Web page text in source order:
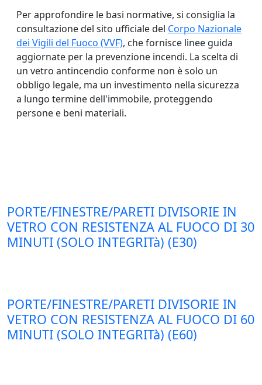
Per approfondire le basi normative, si consiglia la
consultazione del sito ufficiale del Corpo Nazionale
dei Vigili del Fuoco (VVF), che fornisce linee guida
aggiornate per la prevenzione incendi. La scelta di
un vetro antincendio conforme non è solo un
obbligo legale, ma un investimento nella sicurezza
a lungo termine dell'immobile, proteggendo
persone e beni materiali.
PORTE/FINESTRE/PARETI DIVISORIE IN
VETRO CON RESISTENZA AL FUOCO DI 30
MINUTI (SOLO INTEGRITà) (E30)
PORTE/FINESTRE/PARETI DIVISORIE IN
VETRO CON RESISTENZA AL FUOCO DI 60
MINUTI (SOLO INTEGRITà) (E60)